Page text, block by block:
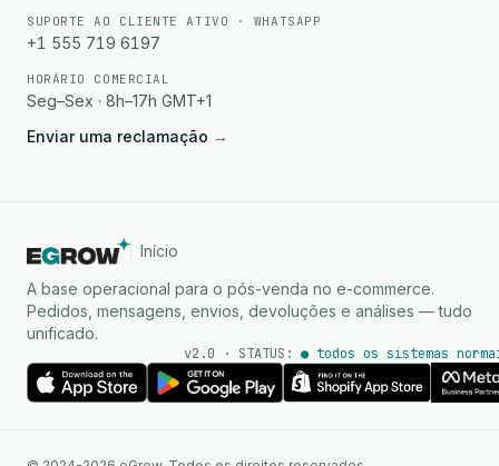
SUPORTE AO CLIENTE ATIVO · WHATSAPP
+1 555 719 6197
HORÁRIO COMERCIAL
Seg–Sex · 8h–17h GMT+1
Enviar uma reclamação →
Início
A base operacional para o pós-venda no e-commerce.
Pedidos, mensagens, envios, devoluções e análises — tudo
unificado.
v2.0 · STATUS: ● todos os sistemas